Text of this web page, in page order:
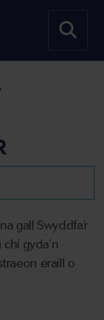
gall Swyddfa’r
gyda’n
eraill o